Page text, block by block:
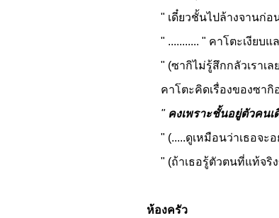
" เดี๋ยวชั้นไปล้างจานก่อนน
" ........... " คาโตะเงียบแ
" (ซากิไม่รู้สึกกลัวเราเลย
คาโตะคิดเรื่องของซากิอ
" คงเพราะชั้นอยู่ตัวคน
" (.....ดูเหมือนว่าเธอจะอ
" (ถ้าเธอรู้ตัวตนที่แท้จริงขอ
ห้องครัว